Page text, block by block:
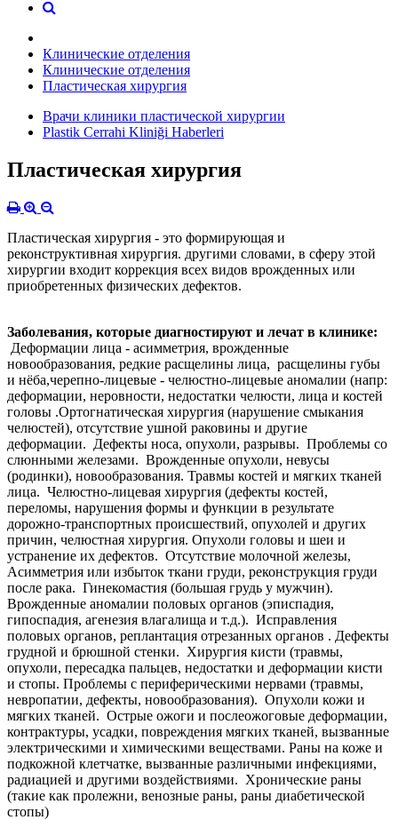
Клинические отделения
Клинические отделения
Пластическая хирургия
Врачи клиники пластической хирургии
Plastik Cerrahi Kliniği Haberleri
Пластическая хирургия
Пластическая хирургия - это формирующая и
реконструктивная хирургия. другими словами, в сферу этой
хирургии входит коррекция всех видов врожденных или
приобретенных физических дефектов.
Заболевания, которые диагностируют и лечат в клинике:
Деформации лица - асимметрия, врожденные
новообразования, редкие расщелины лица, расщелины губы
и нёба,черепно-лицевые - челюстно-лицевые аномалии (напр:
деформации, неровности, недостатки челюсти, лица и костей
головы .Ортогнатическая хирургия (нарушение смыкания
челюстей), отсутствие ушной раковины и другие
деформации. Дефекты носа, опухоли, разрывы. Проблемы со
слюнными железами. Врожденные опухоли, невусы
(родинки), новообразования. Травмы костей и мягких тканей
лица. Челюстно-лицевая хирургия (дефекты костей,
переломы, нарушения формы и функции в результате
дорожно-транспортных происшествий, опухолей и других
причин, челюстная хирургия. Опухоли головы и шеи и
устранение их дефектов. Отсутствие молочной железы,
Асимметрия или избыток ткани груди, реконструкция груди
после рака. Гинекомастия (большая грудь у мужчин).
Врожденные аномалии половых органов (эписпадия,
гипоспадия, агенезия влагалища и т.д.). Исправления
половых органов, реплантация отрезанных органов . Дефекты
грудной и брюшной стенки. Хирургия кисти (травмы,
опухоли, пересадка пальцев, недостатки и деформации кисти
и стопы. Проблемы с периферическими нервами (травмы,
невропатии, дефекты, новообразования). Опухоли кожи и
мягких тканей. Острые ожоги и послеожоговые деформации,
контрактуры, усадки, повреждения мягких тканей, вызванные
электрическими и химическими веществами. Раны на коже и
подкожной клетчатке, вызванные различными инфекциями,
радиацией и другими воздействиями. Хронические раны
(такие как пролежни, венозные раны, раны диабетической
стопы)